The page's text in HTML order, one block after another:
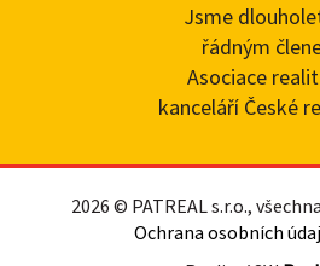
Jsme
řádným
Asociace
kanceláří České
2026 © PATREAL s.r.o.,
Ochrana osobních